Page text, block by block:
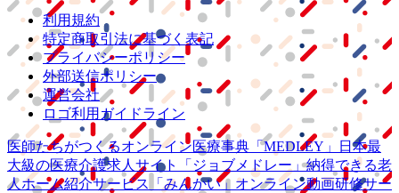
利用規約
特定商取引法に基づく表記
プライバシーポリシー
外部送信ポリシー
運営会社
ロゴ利用ガイドライン
医師たちがつくるオンライン医療事典 「MEDLEY」
日本最
大級の医療介護求人サイト 「ジョブメドレー」納得できる老
人ホーム紹介サービス
「みんかい」 オンライン動画研修サー